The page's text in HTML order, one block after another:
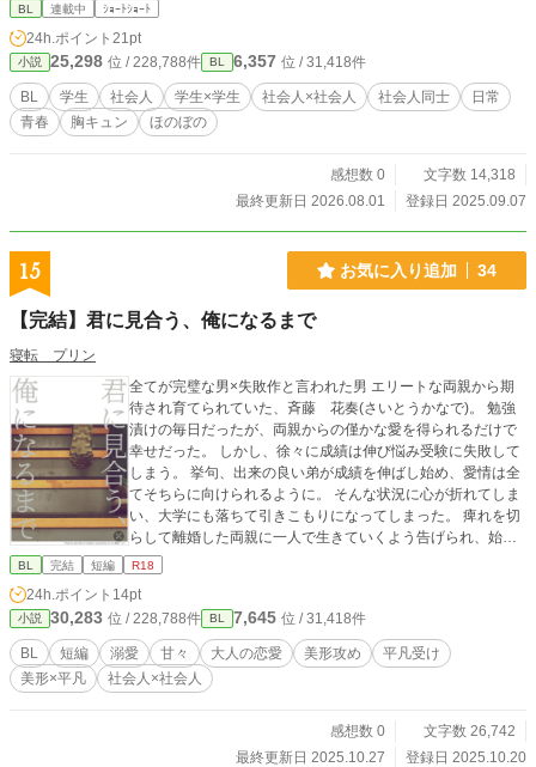
BL 連載中 ｼｮｰﾄｼｮｰﾄ
24h.ポイント 21pt
小説 25,298 位 / 228,788件 BL 6,357 位 / 31,418件
BL 学生 社会人 学生×学生 社会人×社会人 社会人同士
日常
青春
胸キュン ほのぼの
感想数 0
文字数 14,318
最終更新日 2026.08.01
登録日 2025.09.07
15 お気に入り追加 34
【完結】君に見合う、俺になるまで
寝転 プリン
全てが完璧な男×失敗作と言われた男 エリートな両親から期
待され育てられていた、斉藤 花奏(さいとうかなで)。 勉強
漬けの毎日だったが、両親からの僅かな愛を得られるだけで
幸せだった。 しかし、徐々に成績は伸び悩み受験に失敗して
しまう。 挙句、出来の良い弟が成績を伸ばし始め、愛情は全
てそちらに向けられるように。 そんな状況に心が折れてしま
い、大学にも落ちて引きこもりになってしまった。 痺れを切
らして離婚した両親に一人で生きていくよう告げられ、始め
たのはコンビニの夜間アルバイト。 そこに常連として来てい
りから想像も出来ないスイーツを買う彼に、花奏はこっそり
と癒されていた。 そんなある日、花奏は突然蓮に告白される
のだが…。 ※付きのエピソードは、ベッドシーンがありま
す。 別サイトにて公開していた作品を加筆修正した物になり
ます。 無断転載ではありませんので、ご安心ください！
BL 完結 短編 R18
24h.ポイント 14pt
小説 30,283 位 / 228,788件 BL 7,645 位 / 31,418件
BL 短編 溺愛 甘々 大人の恋愛 美形攻め
平凡受け
美形×平凡
社会人×社会人
感想数 0
文字数 26,742
最終更新日 2025.10.27
登録日 2025.10.20